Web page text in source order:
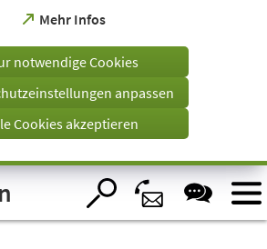
Mehr Infos
(Öffnet
einem
Tab)
notwendige Cookies
anpassen
Cookies akzeptieren